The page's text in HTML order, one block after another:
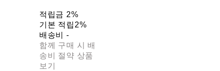
적립금 2%
기본 적립 2%
배송비 -
함께 구매 시 배
송비 절약 상품
보기